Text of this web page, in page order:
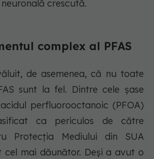
crescută.
complex al PFAS
de asemenea, că nu toate
sunt la fel. Dintre cele șase
perfluorooctanoic (PFOA)
ca periculos de către
Protecția Mediului din SUA
cel mai dăunător. Deși a avut o